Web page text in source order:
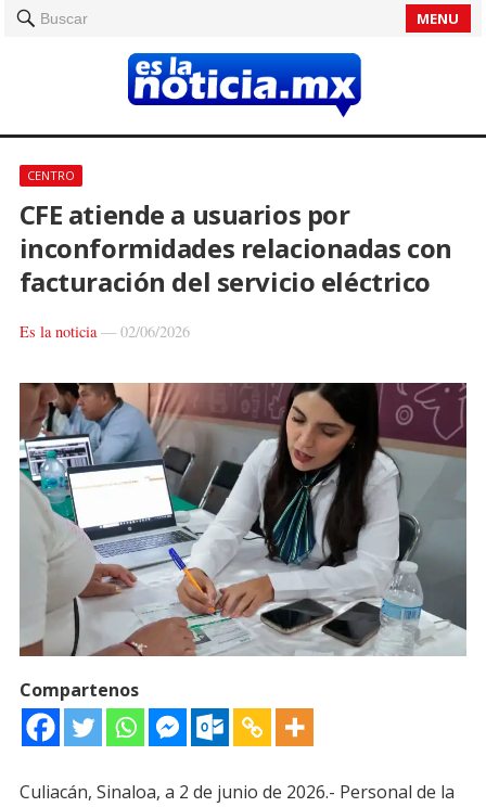
Buscar MENU
CENTRO
CFE atiende a usuarios por
inconformidades relacionadas con
facturación del servicio eléctrico
Es la noticia— 02/06/2026
Compartenos
Culiacán, Sinaloa, a 2 de junio de 2026.- Personal de la